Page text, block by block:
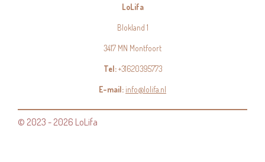
LoLifa
Blokland 1
3417 MN Montfoort
Tel:+31620395773
E-mail:info@lolifa.nl
© 2023 - 2026 LoLifa